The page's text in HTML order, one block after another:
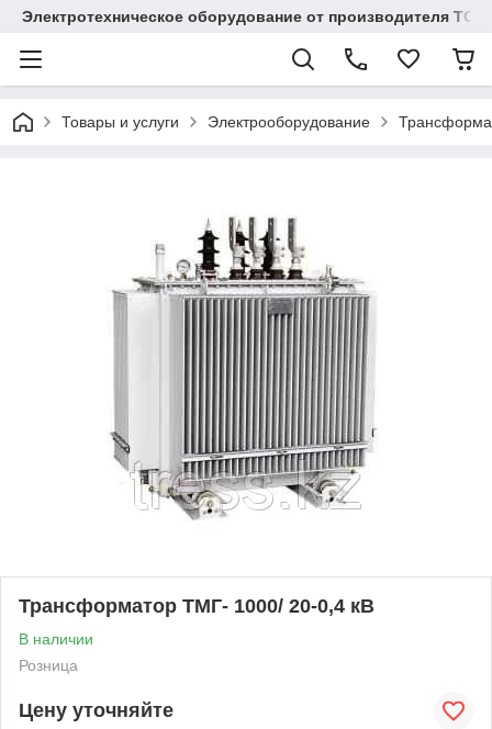
Электротехническое оборудование от производителя TOO
Товары и услуги Электрооборудование
Трансформатор ТМГ- 1000/ 20-0,4 кВ
В наличии
Розница
Цену уточняйте